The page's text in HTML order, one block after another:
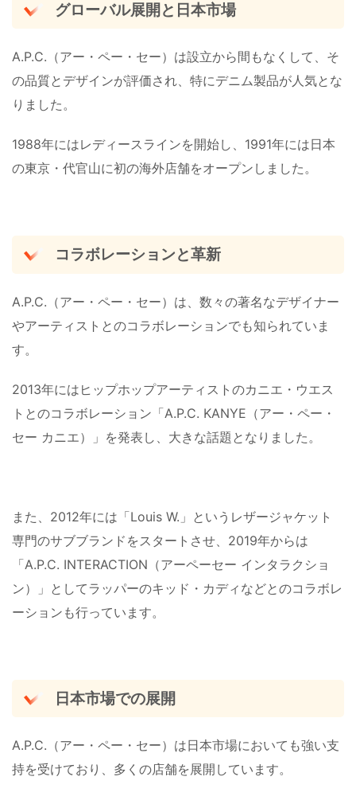
グローバル展開と日本市場
A.P.C.（アー・ペー・セー）は設立から間もなくして、そ
の品質とデザインが評価され、特にデニム製品が人気とな
りました。
1988年にはレディースラインを開始し、1991年には日本
の東京・代官山に初の海外店舗をオープンしました。
コラボレーションと革新
A.P.C.（アー・ペー・セー）は、数々の著名なデザイナー
やアーティストとのコラボレーションでも知られていま
す。
2013年にはヒップホップアーティストのカニエ・ウエス
トとのコラボレーション「A.P.C. KANYE（アー・ペー・
セー カニエ）」を発表し、大きな話題となりました​。
また、2012年には「Louis W.」というレザージャケット
専門のサブブランドをスタートさせ、2019年からは
「A.P.C. INTERACTION（アーペーセー インタラクショ
ン）」としてラッパーのキッド・カディなどとのコラボレ
ーションも行っています​。
日本市場での展開
A.P.C.（アー・ペー・セー）は日本市場においても強い支
持を受けており、多くの店舗を展開しています。